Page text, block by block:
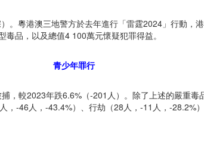
。粵港澳三地警方於去年進行「雷霆2024」行動，
品，以及總值4 100萬元懷疑犯罪得益。
青少年罪行
，較2023年跌6.6%（-201人）。除了上述的嚴重毒
，-46人，-43.4%）、行劫（28人，-11人，-28.2%